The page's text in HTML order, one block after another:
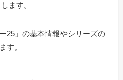
します。
25」の基本情報やシリーズの
す。